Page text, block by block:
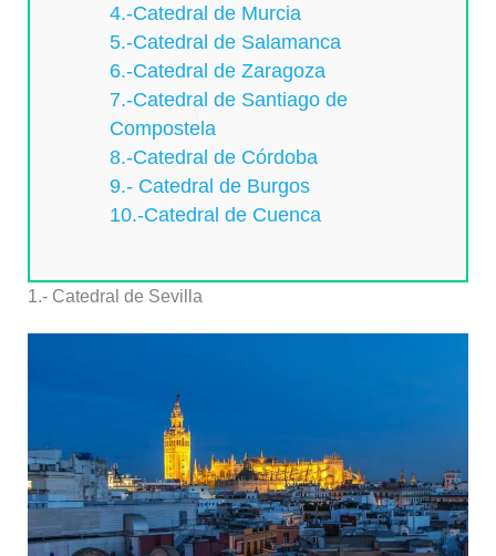
4.-Catedral de Murcia
5.-Catedral de Salamanca
6.-Catedral de Zaragoza
7.-Catedral de Santiago de
Compostela
8.-Catedral de Córdoba
9.- Catedral de Burgos
10.-Catedral de Cuenca
1.- Catedral de Sevilla